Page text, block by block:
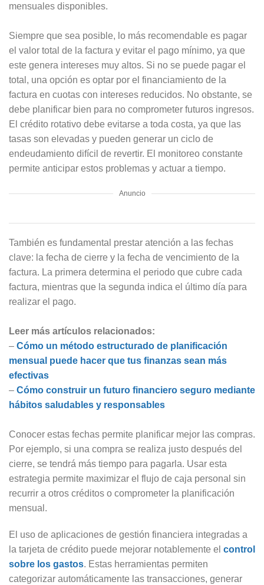
mensuales disponibles.
Siempre que sea posible, lo más recomendable es pagar
el valor total de la factura y evitar el pago mínimo, ya que
este genera intereses muy altos. Si no se puede pagar el
total, una opción es optar por el financiamiento de la
factura en cuotas con intereses reducidos. No obstante, se
debe planificar bien para no comprometer futuros ingresos.
El crédito rotativo debe evitarse a toda costa, ya que las
tasas son elevadas y pueden generar un ciclo de
endeudamiento difícil de revertir. El monitoreo constante
permite anticipar estos problemas y actuar a tiempo.
Anuncio
También es fundamental prestar atención a las fechas
clave: la fecha de cierre y la fecha de vencimiento de la
factura. La primera determina el periodo que cubre cada
factura, mientras que la segunda indica el último día para
realizar el pago.
Leer más artículos relacionados:
– Cómo un método estructurado de planificación
mensual puede hacer que tus finanzas sean más
efectivas
– Cómo construir un futuro financiero seguro mediante
hábitos saludables y responsables
Conocer estas fechas permite planificar mejor las compras.
Por ejemplo, si una compra se realiza justo después del
cierre, se tendrá más tiempo para pagarla. Usar esta
estrategia permite maximizar el flujo de caja personal sin
recurrir a otros créditos o comprometer la planificación
mensual.
El uso de aplicaciones de gestión financiera integradas a
la tarjeta de crédito puede mejorar notablemente el control
sobre los gastos. Estas herramientas permiten
categorizar automáticamente las transacciones, generar